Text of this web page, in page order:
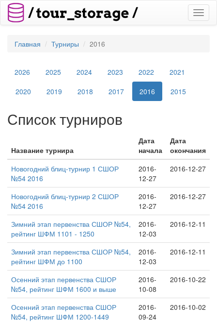
Главная Турниры 2016
2026 2025 2024 2023 2022
2021
2020
2019 2018 2017 2016 2015
Список турниров
Название турнира
Дата
начала
Дата
окончания
Новогодний блиц-турнир 1 СШОР
№54 2016
2016-
12-27
2016-12-27
Новогодний блиц-турнир 2 СШОР
№54 2016
2016-
12-27
2016-12-27
Зимний этап первенства СШОР №54,
рейтинг ШФМ 1101 - 1250
2016-
12-03
2016-12-11
Зимний этап первенства СШОР №54,
рейтинг ШФМ до 1100
2016-
12-03
2016-12-11
Осенний этап первенства СШОР
№54, рейтинг ШФМ 1600 и выше
2016-
10-08
2016-10-22
Осенний этап первенства СШОР
№54, рейтинг ШФМ 1200-1449
2016-
09-24
2016-10-02